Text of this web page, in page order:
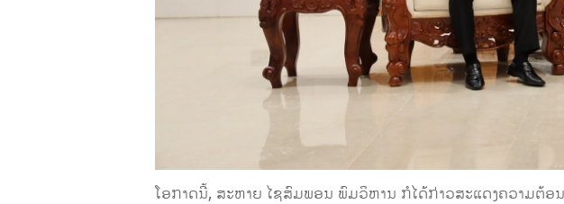
ໂອກາດນີ້, ສະຫາຍ ໄຊສົມພອນ ພົມວິຫານ ກໍໄດ້ກ່າວສະແດງຄວາມຕ້